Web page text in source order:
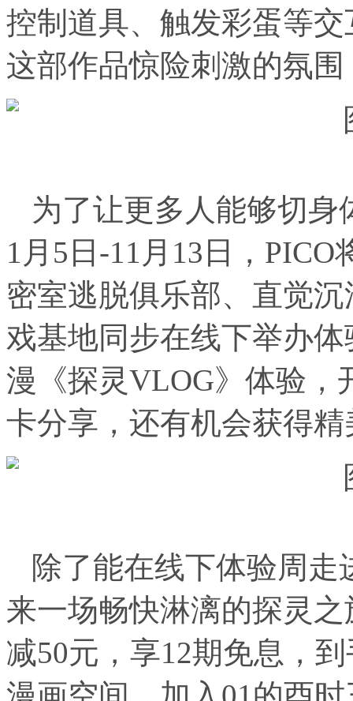
控制道具、触发彩蛋等
这部作品惊险刺激的氛
为了让更多人能够切
1月5日-11月13日，
密室逃脱俱乐部、直觉
戏基地同步在线下举办
漫《探灵VLOG》体验，
卡分享，还有机会获得
除了能在线下体验周
来一场畅快淋漓的探灵
减50元，享12期免息，